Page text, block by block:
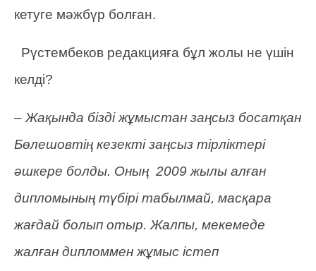
кетуге мәжбүр болған.
Рүстембеков редакцияға бұл жолы не үшін
келді?
– Жақында бізді жұмыстан заңсыз босатқан
Бөлешовтің кезекті заңсыз тірліктері
әшкере болды. Оның 2009 жылы алған
дипломының түбірі табылмай, масқара
жағдай болып отыр. Жалпы, мекемеде
жалған дипломмен жұмыс істеп